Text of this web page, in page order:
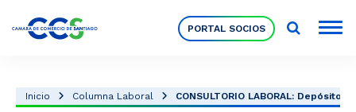
PORTAL SOCIOS
Inicio Columna Laboral CONSULTORIO LABORAL: Depósitos